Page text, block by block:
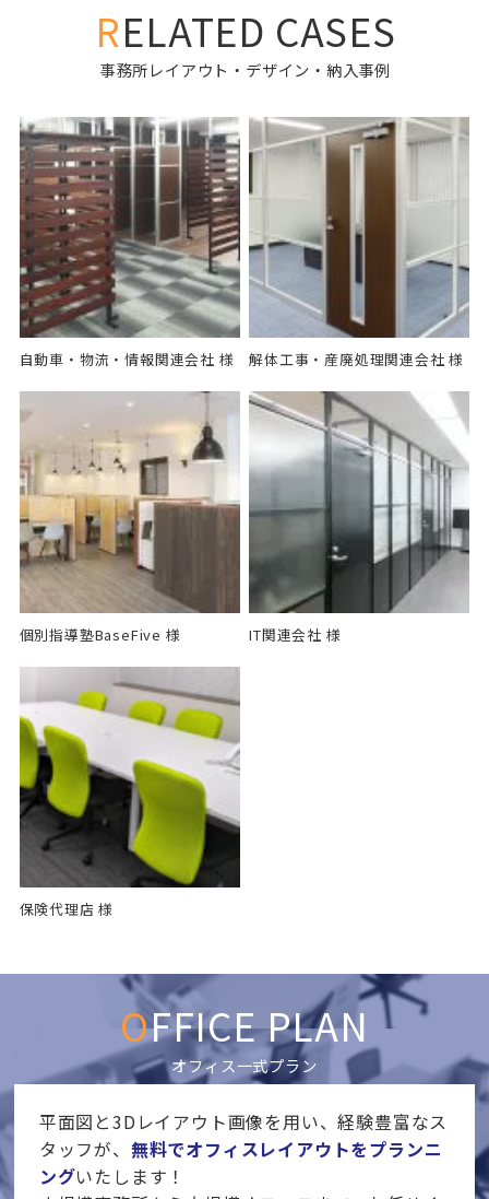
RELATED CASES
事務所レイアウト・デザイン・納入事例
自動車・物流・情報関連会社 様 解体工事・産廃処理関連会社 様
個別指導塾BaseFive 様 IT関連会社 様
保険代理店 様
OFFICE PLAN
オフィス一式プラン
平面図と3Dレイアウト画像を用い、経験豊富なス
タッフが、 無料でオフィスレイアウトをプランニ
ングいたします！